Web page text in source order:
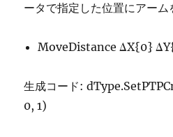
ータで指定した位置にアーム
MoveDistance ΔX{0}
生成コード:
0, 1)